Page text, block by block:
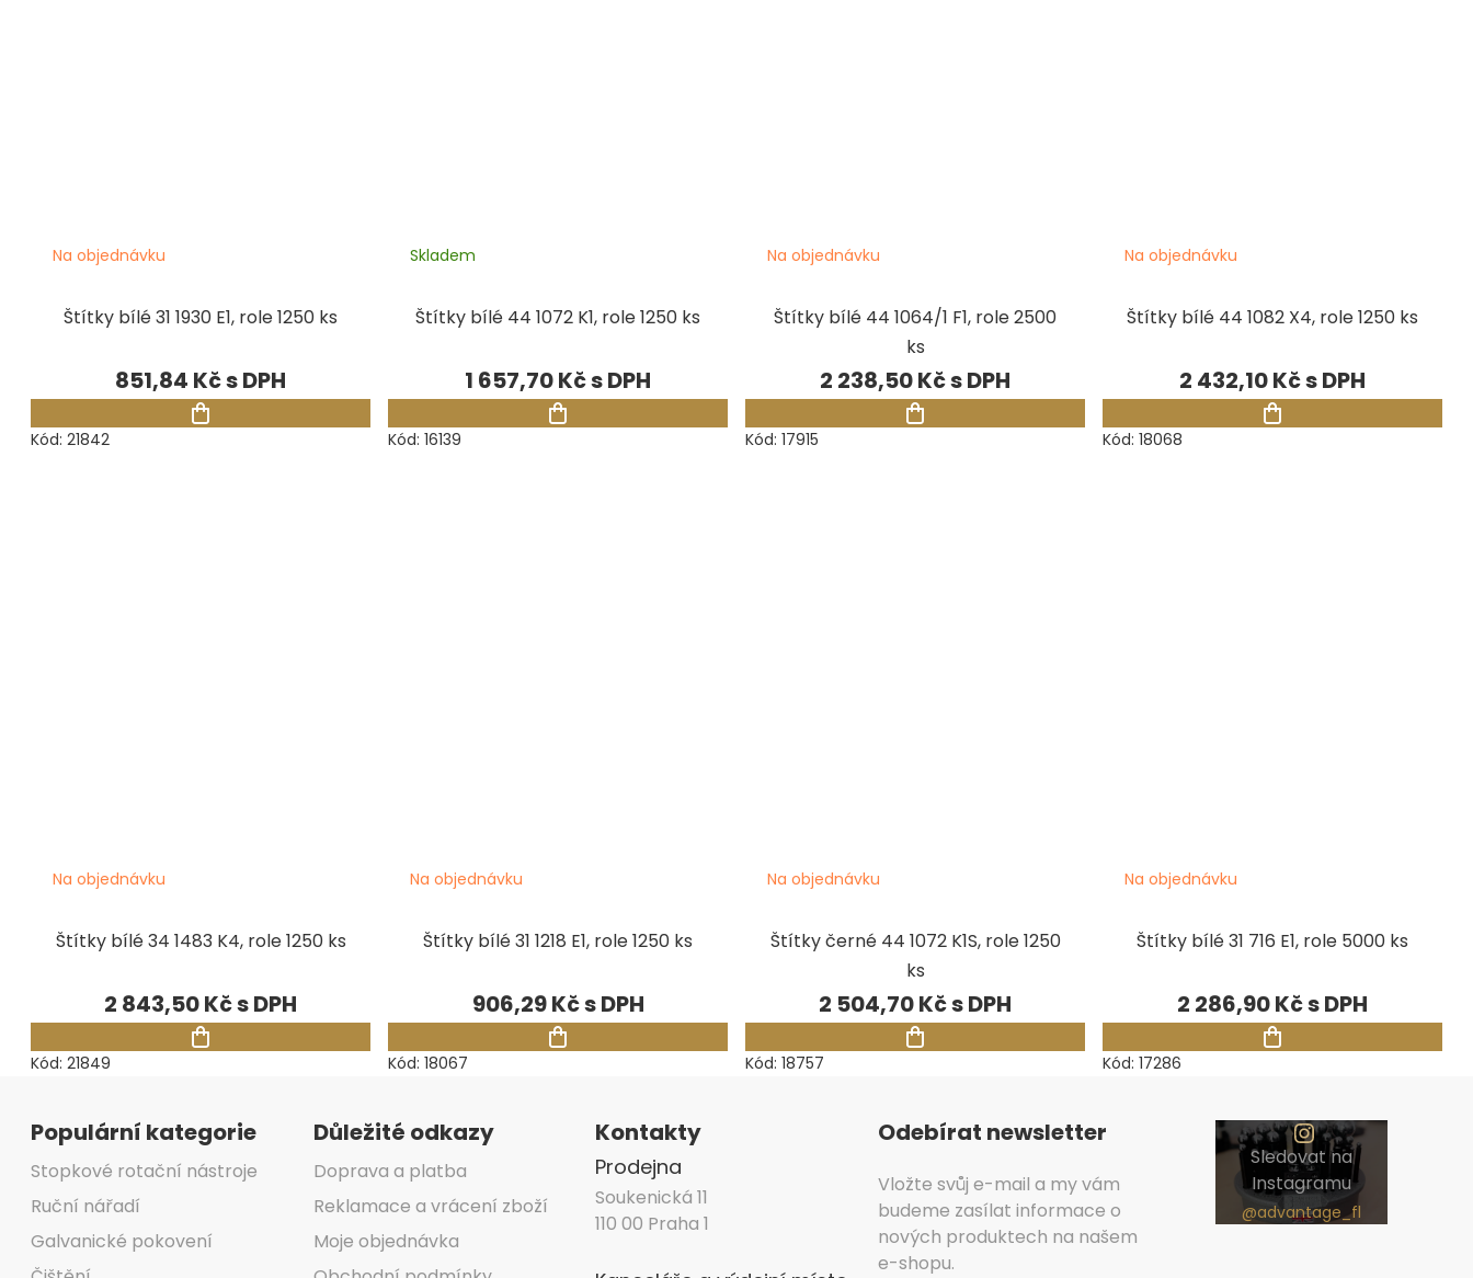
Štítky bílé 31 1930 E1, role 1250 ks
Na objednávku
851,84 Kč
Kód: 21842
Štítky bílé 44 1072 K1, role 1250 ks
Skladem
1 657,70 Kč
Kód: 16139
Štítky bílé 44 1064/1 F1, role 2500
ks
Na objednávku
2 238,50 Kč
Kód: 17915
Štítky bílé 44 1082 X4, role 1250 ks
Na objednávku
2 432,10 Kč
Kód: 18068
Štítky bílé 34 1483 K4, role 1250 ks
Na objednávku
2 843,50 Kč
Kód: 21849
Štítky bílé 31 1218 E1, role 1250 ks
Na objednávku
906,29 Kč
Kód: 18067
Štítky černé 44 1072 K1S, role 1250
ks
Na objednávku
2 504,70 Kč
Kód: 18757
Štítky bílé 31 716 E1, role 5000 ks
Na objednávku
2 286,90 Kč
Kód: 17286
Populární kategorie
Stopkové rotační nástroje
Ruční nářadí
Galvanické pokovení
Důležité odkazy
Doprava a platba
Reklamace a vrácení zboží
Moje objednávka
Kontakty
Prodejna
Soukenická 11
110 00 Praha 1
Odebírat newsletter
Vložte svůj e-mail a my vám
budeme zasílat informace o
nových produktech na našem
e-shopu.
Sledovat na
Instagramu